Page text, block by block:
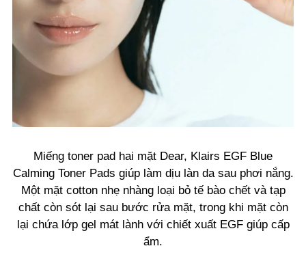
Miếng toner pad hai mặt Dear, Klairs EGF Blue
Calming Toner Pads giúp làm dịu làn da sau phơi nắng.
Một mặt cotton nhẹ nhàng loại bỏ tế bào chết và tạp
chất còn sót lại sau bước rửa mặt, trong khi mặt còn
lại chứa lớp gel mát lành với chiết xuất EGF giúp cấp
ẩm.